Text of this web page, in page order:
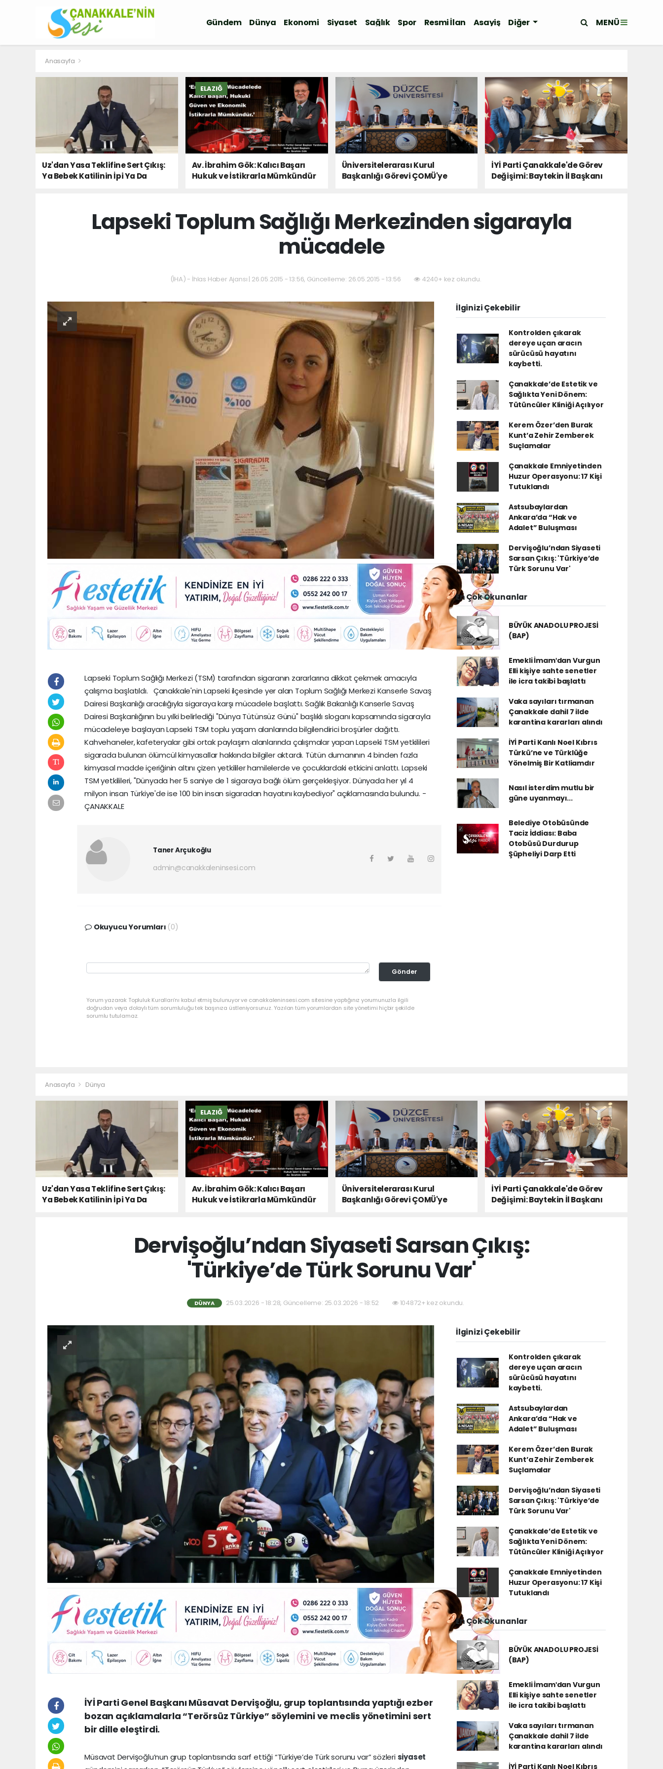
Gündem Dünya Ekonomi Siyaset Sağlık Spor Resmi İlan Asayiş Diğer MENÜ
Anasayfa
Uz'dan Yasa Teklifine Sert Çıkış:
Ya Bebek Katilinin İpi Ya Da
ELAZIĞ
Av. İbrahim Gök: Kalıcı Başarı
Hukuk ve İstikrarla Mümkündür
Üniversitelerarası Kurul
Başkanlığı Görevi ÇOMÜ'ye
İYİ Parti Çanakkale'de Görev
Değişimi: Baytekin İl Başkanı
Lapseki Toplum Sağlığı Merkezinden sigarayla
mücadele
(İHA) - İhlas Haber Ajansı | 26.05.2015 - 13:56, Güncelleme: 26.05.2015 - 13:56 4240+ kez okundu.
Lapseki Toplum Sağlığı Merkezi (TSM) tarafından sigaranın zararlarına dikkat çekmek amacıyla
çalışma başlatıldı. Çanakkale'nin Lapseki ilçesinde yer alan Toplum Sağlığı Merkezi Kanserle Savaş
Dairesi Başkanlığı aracılığıyla sigaraya karşı mücadele başlattı. Sağlık Bakanlığı Kanserle Savaş
Dairesi Başkanlığının bu yılki belirlediği "Dünya Tütünsüz Günü" başlıklı sloganı kapsamında sigarayla
mücadeleye başlayan Lapseki TSM toplu yaşam alanlarında bilgilendirici broşürler dağıttı.
Kahvehaneler, kafeteryalar gibi ortak paylaşım alanlarında çalışmalar yapan Lapseki TSM yetkilileri
sigarada bulunan ölümcül kimyasallar hakkında bilgiler aktardı. Tütün dumanının 4 binden fazla
kimyasal madde içeriğinin altını çizen yetkililer hamilelerde ve çocuklardaki etkicini anlattı. Lapseki
TSM yetkilileri, "Dünyada her 5 saniye de 1 sigaraya bağlı ölüm gerçekleşiyor. Dünyada her yıl 4
milyon insan Türkiye'de ise 100 bin insan sigaradan hayatını kaybediyor" açıklamasında bulundu. -
ÇANAKKALE
Taner Arçukoğlu
admin@canakkaleninsesi.com
Okuyucu Yorumları (0)
Gönder
Yorum yazarak Topluluk Kuralları’nı kabul etmiş bulunuyor ve canakkaleninsesi.com sitesine yaptığınız yorumunuzla ilgili
doğrudan veya dolaylı tüm sorumluluğu tek başınıza üstleniyorsunuz. Yazılan tüm yorumlardan site yönetimi hiçbir şekilde
sorumlu tutulamaz.
İlginizi Çekebilir
Kontrolden çıkarak
dereye uçan aracın
sürücüsü hayatını
kaybetti.
Çanakkale’de Estetik ve
Sağlıkta Yeni Dönem:
Tütüncüler Kliniği Açılıyor
Kerem Özer’den Burak
Kunt’a Zehir Zemberek
Suçlamalar
Çanakkale Emniyetinden
Huzur Operasyonu: 17 Kişi
Tutuklandı
Astsubaylardan
Ankara’da “Hak ve
Adalet” Buluşması
Dervişoğlu’ndan Siyaseti
Sarsan Çıkış: 'Türkiye’de
Türk Sorunu Var'
En Çok Okunanlar
BÜYÜK ANADOLU PROJESİ
(BAP)
Emekli İmamʹdan Vurgun
Elli kişiye sahte senetler
ile icra takibi başlattı
Vaka sayıları tırmanan
Çanakkale dahil 7 ilde
karantina kararları alındı
İYİ Parti Kanlı Noel Kıbrıs
Türkü’ne ve Türklüğe
Yönelmiş Bir Katliamdır
Nasıl isterdim mutlu bir
güne uyanmayı...
Belediye Otobüsünde
Taciz İddiası: Baba
Otobüsü Durdurup
Şüpheliyi Darp Etti
Anasayfa Dünya
Uz'dan Yasa Teklifine Sert Çıkış:
Ya Bebek Katilinin İpi Ya Da
ELAZIĞ
Av. İbrahim Gök: Kalıcı Başarı
Hukuk ve İstikrarla Mümkündür
Üniversitelerarası Kurul
Başkanlığı Görevi ÇOMÜ'ye
İYİ Parti Çanakkale'de Görev
Değişimi: Baytekin İl Başkanı
Dervişoğlu’ndan Siyaseti Sarsan Çıkış:
'Türkiye’de Türk Sorunu Var'
DÜNYA 25.03.2026 - 18:28, Güncelleme: 25.03.2026 - 18:52 104872+ kez okundu.
İYİ Parti Genel Başkanı Müsavat Dervişoğlu, grup toplantısında yaptığı ezber
bozan açıklamalarla “Terörsüz Türkiye” söylemini ve meclis yönetimini sert
bir dille eleştirdi.
Müsavat Dervişoğlu’nun grup toplantısında sarf ettiği “Türkiye’de Türk sorunu var” sözleri siyaset
İlginizi Çekebilir
Kontrolden çıkarak
dereye uçan aracın
sürücüsü hayatını
kaybetti.
Astsubaylardan
Ankara’da “Hak ve
Adalet” Buluşması
Kerem Özer’den Burak
Kunt’a Zehir Zemberek
Suçlamalar
Dervişoğlu’ndan Siyaseti
Sarsan Çıkış: 'Türkiye’de
Türk Sorunu Var'
Çanakkale’de Estetik ve
Sağlıkta Yeni Dönem:
Tütüncüler Kliniği Açılıyor
Çanakkale Emniyetinden
Huzur Operasyonu: 17 Kişi
Tutuklandı
En Çok Okunanlar
BÜYÜK ANADOLU PROJESİ
(BAP)
Emekli İmamʹdan Vurgun
Elli kişiye sahte senetler
ile icra takibi başlattı
Vaka sayıları tırmanan
Çanakkale dahil 7 ilde
karantina kararları alındı
İYİ Parti Kanlı Noel Kıbrıs